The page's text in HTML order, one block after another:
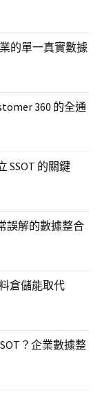
業的單一真實數據
360 的全通
SSOT 的關鍵
誤解的數據整合
倉儲能取代
？企業數據整